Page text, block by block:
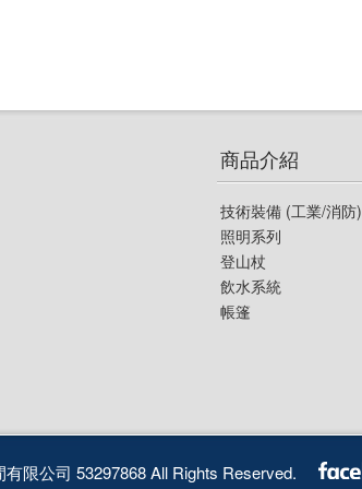
商品介紹
技術裝備 (工業/消防)
照明系列
登山杖
飲水系統
帳篷
限公司 53297868 All Rights Reserved.